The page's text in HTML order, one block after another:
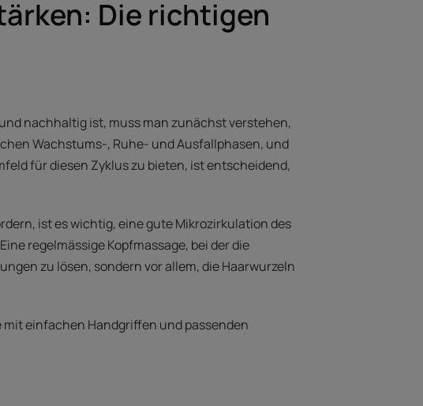
Die richtigen
nachhaltig ist, muss man zunächst verstehen,
Wachstums-, Ruhe- und Ausfallphasen, und
für diesen Zyklus zu bieten, ist entscheidend,
ist es wichtig, eine gute Mikrozirkulation des
regelmässige Kopfmassage, bei der die
zu lösen, sondern vor allem, die Haarwurzeln
einfachen Handgriffen und passenden